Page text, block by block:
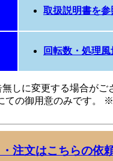
取扱説明書を参
回転数・処理
しに変更する場合が
の御用意のみです。
注文はこちらの依